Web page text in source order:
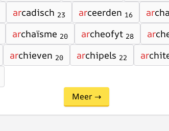
arcadisch 23 arceerden 16 ar
archaïsme 20 archeofyt 28 ar
archieven 20 archipels 22 ar
Meer →